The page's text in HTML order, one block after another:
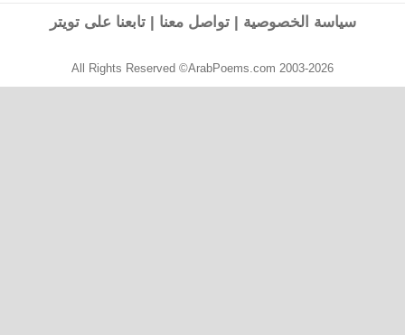
سياسة الخصوصية |تواصل معنا |تابعنا على تويتر
All Rights Reserved ©ArabPoems.com 2003-2026